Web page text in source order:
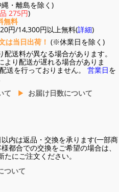
・離島を除く)
275円)
無料
円/14,300円以上無料(詳細)
は当日出荷！ (※休業日を除く)
配送料が異なる場合があります。
より配送が遅れる場合がありま
送を行っておりません。 営業日を
て
お届け日数について
内は返品・交換を承ります(一部商
都合での交換をご希望の場合は、
にご注文ください。
ついて